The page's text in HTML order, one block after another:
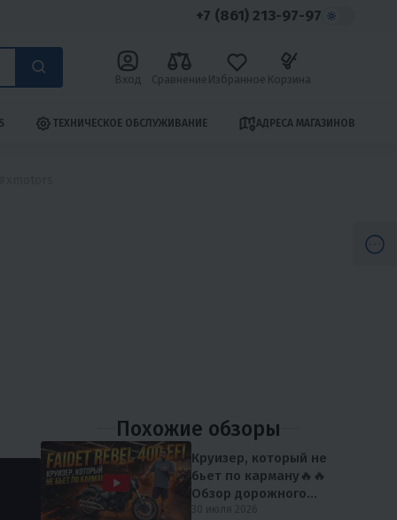
+7 (861) 213-97-97
Вход Сравнение Избранное Корзина
ТЕХНИЧЕСКОЕ ОБСЛУЖИВАНИЕ АДРЕСА МАГАЗИНОВ
Похожие обзоры
Круизер, который не
бьет по карману🔥🔥
Обзор дорожного
мотоцикла FAIDET Rebel
30 июля 2026